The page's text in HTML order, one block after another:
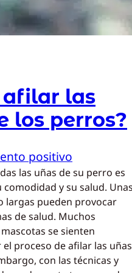
afilar las
los perros?
positivo
las uñas de su perro es
comodidad y su salud.
largas pueden provocar
de salud. Muchos
se sienten
proceso de afilar las uñas
con las técnicas y